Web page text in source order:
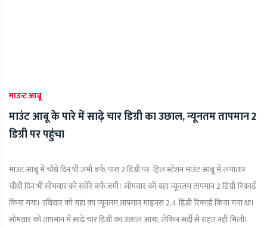
माउन्ट आबू
माउंट आबू के पारे में साढ़े चार डिग्री का उछाल, न्यूनतम तापमान 2
डिग्री पर पहुंचा
माउंट आबू में चौथे दिन भी जमी बर्फ, पारा 2 डिग्री पर हिल स्टेशन माउंट आबू में लगातार
चौथी दिन भी सोमवार को सवेरे बर्फ जमी। सोमवार को यहां न्यूनतम तापमान 2 डिग्री रिकार्ड
किया गया। रविवार को यहां का न्यूनतम तापमान माइनस 2.4 डिग्री रिकार्ड किया गया था।
सोमवार को तापमान में साढ़े चार डिग्री का उछाल आया, लेकिन सर्दी से राहत नहीं मिली।